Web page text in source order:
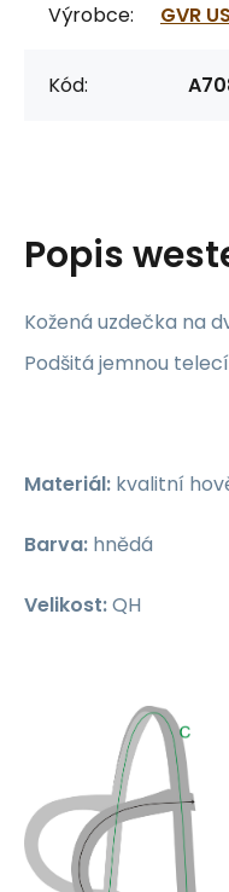
Výrobce: GVR
Kód:
Popis
Kožená uzdečka na
Podšitá jemnou
Materiál: kvalitní
Barva: hnědá
Velikost:QH